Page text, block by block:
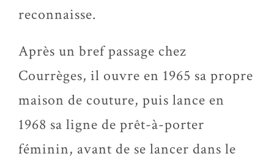
reconnaisse.
Après un bref passage chez
Courrèges, il ouvre en 1965 sa propre
maison de couture, puis lance en
1968 sa ligne de prêt-à-porter
féminin, avant de se lancer dans le